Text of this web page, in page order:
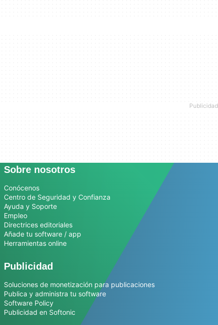
Sobre nosotros
Conócenos
Centro de Seguridad y Confianza
Ayuda y Soporte
Empleo
Directrices editoriales
Añade tu software / app
Herramientas online
Publicidad
Soluciones de monetización para publicaciones
Publica y administra tu software
Software Policy
Publicidad en Softonic